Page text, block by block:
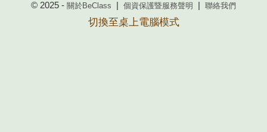
© 2025 - 關於BeClass 個資保護暨服務聲明 聯絡我們
切換至桌上電腦模式